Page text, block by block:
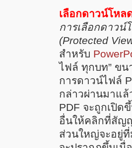
เลือกดาวน์โหล
การเลือกดาวน์
(Protected
สำหรับ
ไฟล์ ทุกบท” ขน
การดาวน์ไฟล์
กล่าวผ่านมาแล้
PDF จะถูกเปิด
อื่นให้คลิกที่สัญ
ส่วนใหญ่จะอยู่